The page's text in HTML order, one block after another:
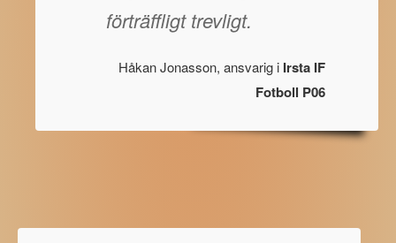
förträffligt trevligt.
Håkan Jonasson, ansvarig i Irsta IF
Fotboll P06